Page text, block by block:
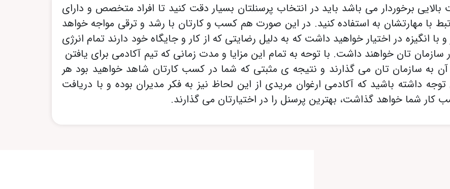
برخوردار می باشد باید در انتخاب پرسنلتان بسیار دقت کنید تا افراد متخصص و دارای
با مهارتشان به استفاده کنید. در این صورت هم کسب و کارتان با رشد و ترقی مواجه خواهد
انگیزه در اختیار خواهید داشت که به دلیل رضایتی که از کار و جایگاه خود دارند تمام انرژی
سازمان تان خواهند داشت. با توحه به تمام این مزایا و مدت زمانی که تیم آکادمی برای یافتن
به سازمان تان می گذارند و نتیجه ی مثبتی که شما در کسب کارتان شاهد خواهید بود هر
داشته باشید که آکادمی ارغوان مریدی از این لحاظ نیز به فکر مدیران بوده و با دریافت
کار شما خواهد گذاشت، بهترین پرسنل را در اختیارتان می گذارند.